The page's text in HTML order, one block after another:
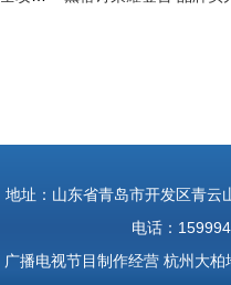
地址：山东省青岛市开发区青云
电话：
广播电视节目制作经营 杭州大柏